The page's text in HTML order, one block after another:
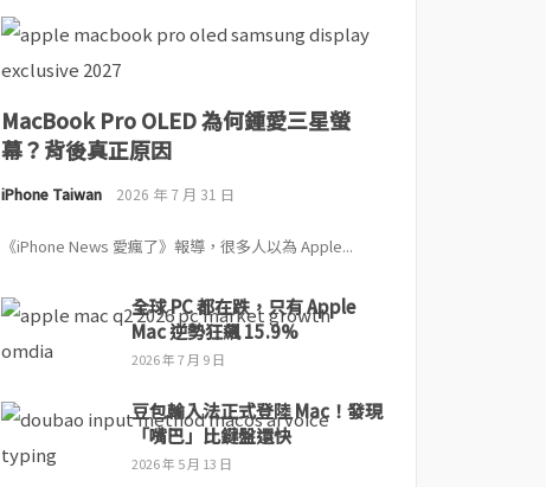
MacBook Pro OLED 為何鍾愛三星螢
幕？背後真正原因
iPhone Taiwan 2026 年 7 月 31 日
《iPhone News 愛瘋了》報導，很多人以為 Apple...
全球 PC 都在跌，只有 Apple
Mac 逆勢狂飆 15.9%
2026 年 7 月 9 日
豆包輸入法正式登陸 Mac！發現
「嘴巴」比鍵盤還快
2026 年 5 月 13 日